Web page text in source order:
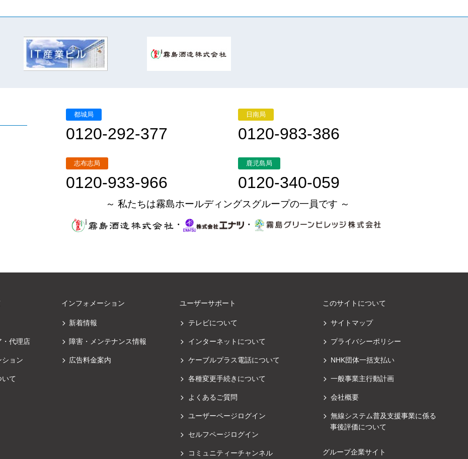
都城局
0120-292-377
日南局
0120-983-386
志布志局
0120-933-966
鹿児島局
0120-340-059
～ 私たちは霧島ホールディングスグループの一員です ～
・
・
・代理店
ション
て
インフォメーション
新着情報
障害・メンテナンス情報
広告料金案内
ユーザーサポート
テレビについて
インターネットについて
ケーブルプラス電話について
各種変更手続きについて
よくあるご質問
ユーザーページログイン
セルフページログイン
コミュニティーチャンネル
このサイトについて
サイトマップ
プライバシーポリシー
NHK団体一括支払い
一般事業主行動計画
会社概要
無線システム普及支援事業に係る
事後評価について
グループ企業サイト